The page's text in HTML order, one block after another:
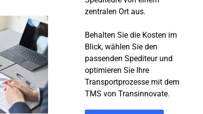
zentralen Ort aus.
Behalten Sie die Kosten im
Blick, wählen Sie den
passenden Spediteur und
optimieren Sie Ihre
Transportprozesse mit dem
TMS von Transinnovate.